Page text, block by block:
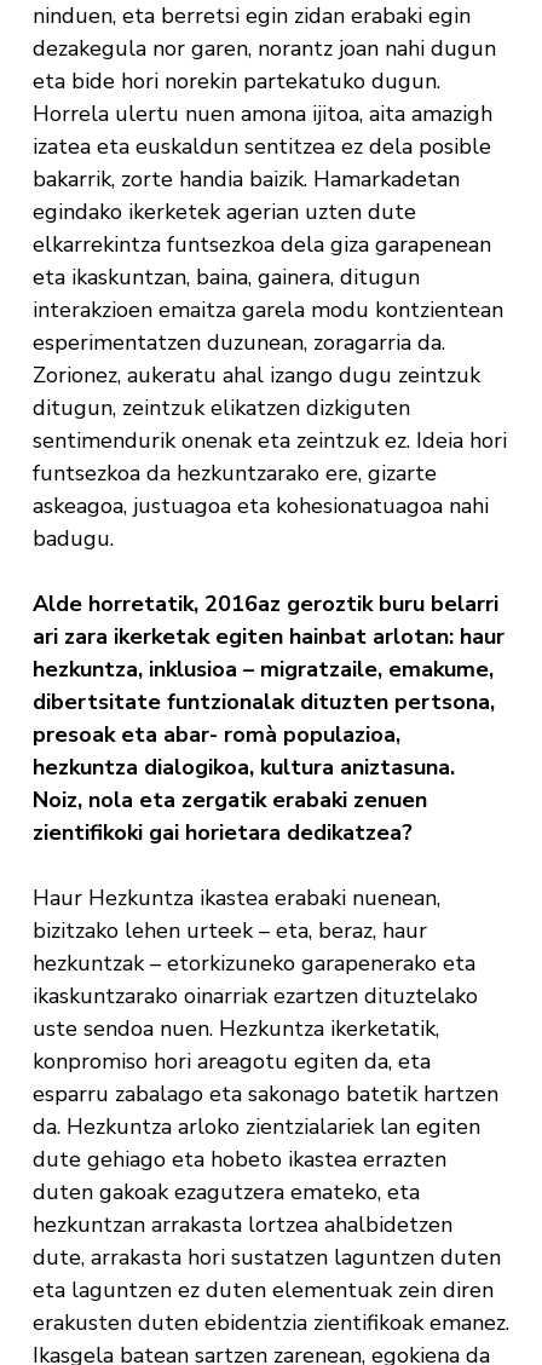
ninduen, eta berretsi egin zidan erabaki egin
dezakegula nor garen, norantz joan nahi dugun
eta bide hori norekin partekatuko dugun.
Horrela ulertu nuen amona ijitoa, aita amazigh
izatea eta euskaldun sentitzea ez dela posible
bakarrik, zorte handia baizik. Hamarkadetan
egindako ikerketek agerian uzten dute
elkarrekintza funtsezkoa dela giza garapenean
eta ikaskuntzan, baina, gainera, ditugun
interakzioen emaitza garela modu kontzientean
esperimentatzen duzunean, zoragarria da.
Zorionez, aukeratu ahal izango dugu zeintzuk
ditugun, zeintzuk elikatzen dizkiguten
sentimendurik onenak eta zeintzuk ez. Ideia hori
funtsezkoa da hezkuntzarako ere, gizarte
askeagoa, justuagoa eta kohesionatuagoa nahi
badugu.
Alde horretatik, 2016az geroztik buru belarri
ari zara ikerketak egiten hainbat arlotan: haur
hezkuntza, inklusioa – migratzaile, emakume,
dibertsitate funtzionalak dituzten pertsona,
presoak eta abar- romà populazioa,
hezkuntza dialogikoa, kultura aniztasuna.
Noiz, nola eta zergatik erabaki zenuen
zientifikoki gai horietara dedikatzea?
Haur Hezkuntza ikastea erabaki nuenean,
bizitzako lehen urteek – eta, beraz, haur
hezkuntzak – etorkizuneko garapenerako eta
ikaskuntzarako oinarriak ezartzen dituztelako
uste sendoa nuen. Hezkuntza ikerketatik,
konpromiso hori areagotu egiten da, eta
esparru zabalago eta sakonago batetik hartzen
da. Hezkuntza arloko zientzialariek lan egiten
dute gehiago eta hobeto ikastea errazten
duten gakoak ezagutzera emateko, eta
hezkuntzan arrakasta lortzea ahalbidetzen
dute, arrakasta hori sustatzen laguntzen duten
eta laguntzen ez duten elementuak zein diren
erakusten duten ebidentzia zientifikoak emanez.
Ikasgela batean sartzen zarenean, egokiena da